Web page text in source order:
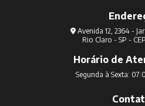
Avenida 12, 2364 -
Rio Claro - SP -
Horário de
Segunda à Sexta: